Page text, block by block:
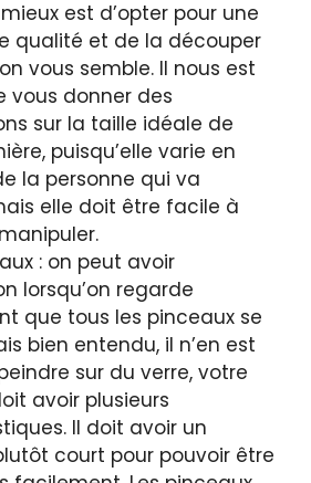
est d’opter pour une
qualité et de la découper
vous semble. Il nous est
vous donner des
sur la taille idéale de
puisqu’elle varie en
la personne qui va
elle doit être facile à
: on peut avoir
lorsqu’on regarde
que tous les pinceaux se
bien entendu, il n’en est
sur du verre, votre
avoir plusieurs
Il doit avoir un
court pour pouvoir être